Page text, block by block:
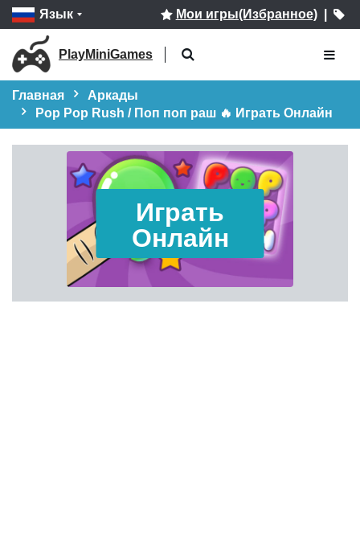
Язык Мои игры(Избранное)|
PlayMiniGames
Главная
Аркады
Pop Pop Rush / Поп поп раш 🔥 Играть Онлайн
Играть
Онлайн